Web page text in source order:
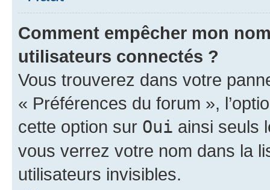
Comment empêcher mon
utilisateurs connectés ?
Vous trouverez dans votre
« Préférences du forum »,
cette option sur Oui ainsi seuls
vous verrez votre nom dans la
utilisateurs invisibles.